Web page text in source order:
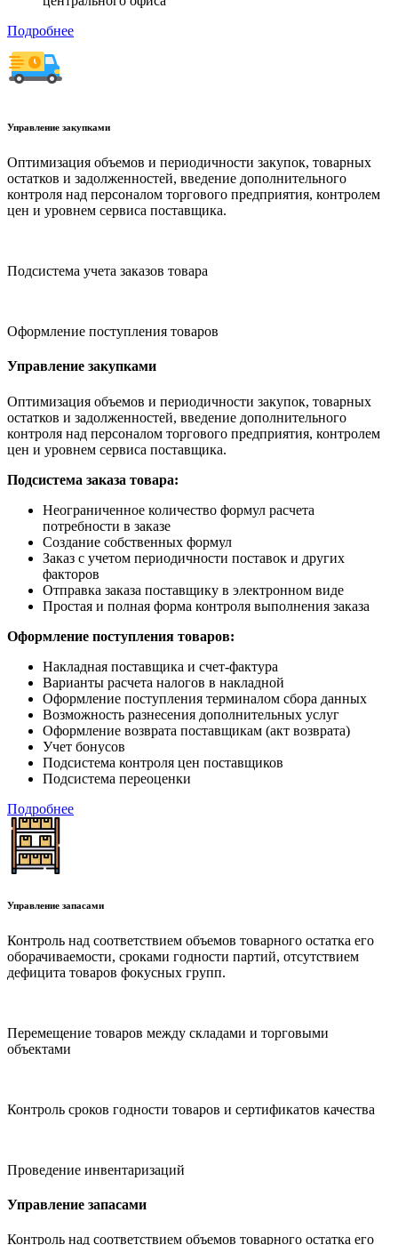
Подробнее
Управление закупками
Оптимизация объемов и периодичности закупок, товарных
остатков и задолженностей, введение дополнительного
контроля над персоналом торгового предприятия, контролем
цен и уровнем сервиса поставщика.
Подсистема учета заказов товара
Оформление поступления товаров
Управление закупками
Оптимизация объемов и периодичности закупок, товарных
остатков и задолженностей, введение дополнительного
контроля над персоналом торгового предприятия, контролем
цен и уровнем сервиса поставщика.
Подсистема заказа товара:
Неограниченное количество формул расчета
потребности в заказе
Создание собственных формул
Заказ с учетом периодичности поставок и других
факторов
Отправка заказа поставщику в электронном виде
Простая и полная форма контроля выполнения заказа
Оформление поступления товаров:
Накладная поставщика и счет-фактура
Варианты расчета налогов в накладной
Оформление поступления терминалом сбора данных
Возможность разнесения дополнительных услуг
Оформление возврата поставщикам (акт возврата)
Учет бонусов
Подсистема контроля цен поставщиков
Подсистема переоценки
Подробнее
Управление запасами
Контроль над соответствием объемов товарного остатка его
оборачиваемости, сроками годности партий, отсутствием
дефицита товаров фокусных групп.
Перемещение товаров между складами и торговыми
объектами
Контроль сроков годности товаров и сертификатов качества
Проведение инвентаризаций
Управление запасами
Контроль над соответствием объемов товарного остатка его